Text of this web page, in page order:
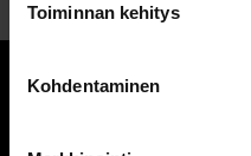
Toiminnan kehitys
Kohdentaminen